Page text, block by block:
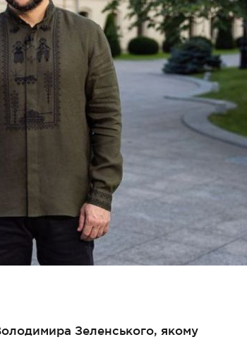
Зеленського, якому